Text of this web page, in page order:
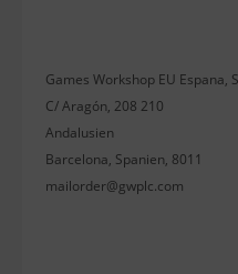
Games Workshop EU Espana,
C/ Aragón, 208 210
Andalusien
Barcelona, Spanien, 8011
mailorder@gwplc.com